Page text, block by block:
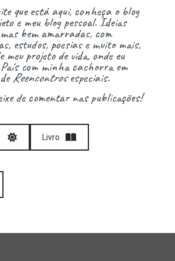
que está aqui, conheça o blog
e meu blog pessoal. Ideias
bem amarradas, com
estudos, poesias e muito mais,
meu projeto de vida, onde eu
com minha cachorra em
Reencontrosespeciais.
de comentar nas publicações!
Livro